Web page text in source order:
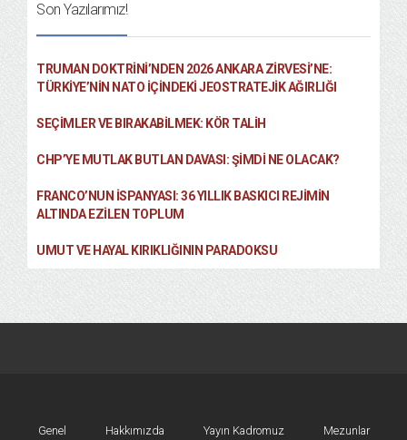
Son Yazılarımız!
TRUMAN DOKTRINI’NDEN 2026 ANKARA ZIRVESI’NE:
TÜRKIYE’NIN NATO İÇINDEKI JEOSTRATEJIK AĞIRLIĞI
SEÇIMLER VE BIRAKABILMEK: KÖR TALIH
CHP’YE MUTLAK BUTLAN DAVASI: ŞİMDİ NE OLACAK?
FRANCO’NUN İSPANYASI: 36 YILLIK BASKICI REJIMIN
ALTINDA EZILEN TOPLUM
UMUT VE HAYAL KIRIKLIĞININ PARADOKSU
Genel Hakkımızda Yayın Kadromuz Mezunlar